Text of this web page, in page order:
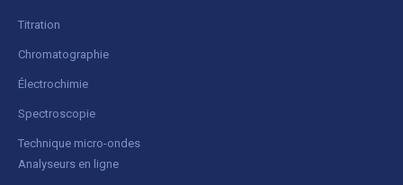
Titration
Chromatographie
Électrochimie
Spectroscopie
Technique micro-ondes
Analyseurs en ligne